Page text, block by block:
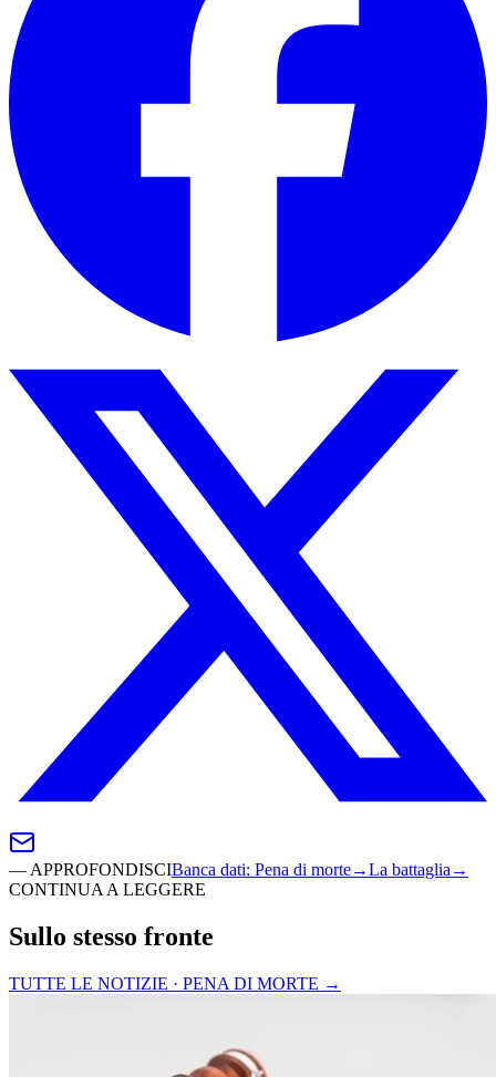
— APPROFONDISCIBanca dati: Pena di morte→La battaglia →
CONTINUA A LEGGERE
Sullo stesso fronte
TUTTE LE NOTIZIE · PENA DI MORTE →